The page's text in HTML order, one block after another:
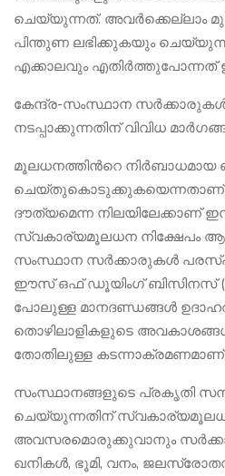
ചെയ്യുന്നത്. അവർക്കെല്ലാം
പിന്തുണ ലഭിക്കുകയും
എക്കാലവും എതിർത്തുപോന്നത്
കേന്ദ്ര-സംസ്ഥാന
നടപ്പാക്കുന്നതിന് വിവിധ
മൂലധനത്തിന്‍റെ നിർബാധമായ
ചെയ്തുകൊടുക്കുകയെന്നതാണ്
ദൗത്യമെന്ന നിലയിലേക്കാണ്
സ്വകാര്യമൂലധന നിക്ഷേപം
സംസ്ഥാന സർക്കാരുകൾ
ഈസ് ഒഫ് ഡൂയിംഗ് ബിസിനസ്
പോലുള്ള മാനദണ്ഡങ്ങൾ
തൊഴിലാളികളുടെ
തോതിലുള്ള കടന്നാക്രമണമാണ്
സംസ്ഥാനങ്ങളുടെ പ്രകൃതി
ചെയ്യുന്നതിന്
അവസരമൊരുക്കുവാനും
ഖനികൾ, ഭൂമി, വനം,